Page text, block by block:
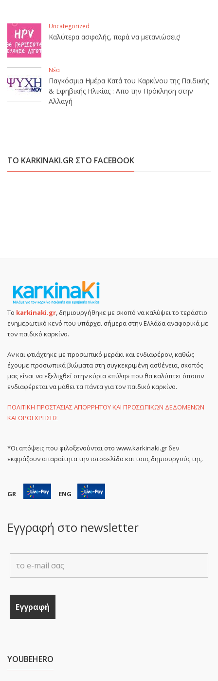
Uncategorized
Καλύτερα ασφαλής, παρά να μετανιώσεις!
Νέα
Παγκόσμια Ημέρα Κατά του Καρκίνου της Παιδικής
& Εφηβικής Ηλικίας : Απο την Πρόκληση στην
Αλλαγή
ΤΟ KARKINAKI.GR ΣΤΟ FACEBOOK
Το karkinaki.gr, δημιουργήθηκε με σκοπό να καλύψει το τεράστιο
ενημερωτικό κενό που υπάρχει σήμερα στην Ελλάδα αναφορικά με
τον παιδικό καρκίνο.
Αν και φτιάχτηκε με προσωπικό μεράκι και ενδιαφέρον, καθώς
έχουμε προσωπικά βιώματα στη συγκεκριμένη ασθένεια, σκοπός
μας είναι να εξελιχθεί στην κύρια «πύλη» που θα καλύπτει όποιον
ενδιαφέρεται να μάθει τα πάντα για τον παιδικό καρκίνο.
ΠΟΛΙΤΙΚΗ ΠΡΟΣΤΑΣΙΑΣ ΑΠΟΡΡΗΤΟΥ ΚΑΙ ΠΡΟΣΩΠΙΚΩΝ ΔΕΔΟΜΕΝΩΝ
ΚΑΙ ΟΡΟΙ ΧΡΗΣΗΣ
*Οι απόψεις που φιλοξενούνται στο www.karkinaki.gr δεν
εκφράζουν απαραίτητα την ιστοσελίδα και τους δημιουργούς της.
GR ENG
Εγγραφή στο newsletter
YOUBEHERO